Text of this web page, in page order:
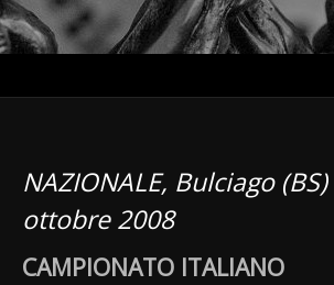
NAZIONALE, Bulciago
ottobre 2008
CAMPIONATO ITALIANO